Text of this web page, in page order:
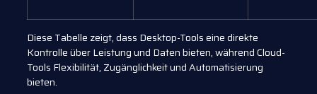
Diese Tabelle zeigt, dass Desktop-Tools eine direkte
Kontrolle über Leistung und Daten bieten, während Cloud-
Tools Flexibilität, Zugänglichkeit und Automatisierung
bieten.